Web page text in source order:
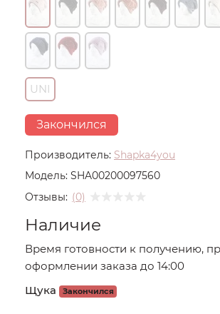
Производитель: Shapka4you
Модель: SHA00200097560
Отзывы: (0)
UNI
Закончился
Наличие
Время готовности к получению,
оформлении заказа до 14:00
Щука
Закончился